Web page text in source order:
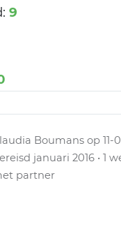
9
Boumans op 11-
januari 2016 • 1
partner